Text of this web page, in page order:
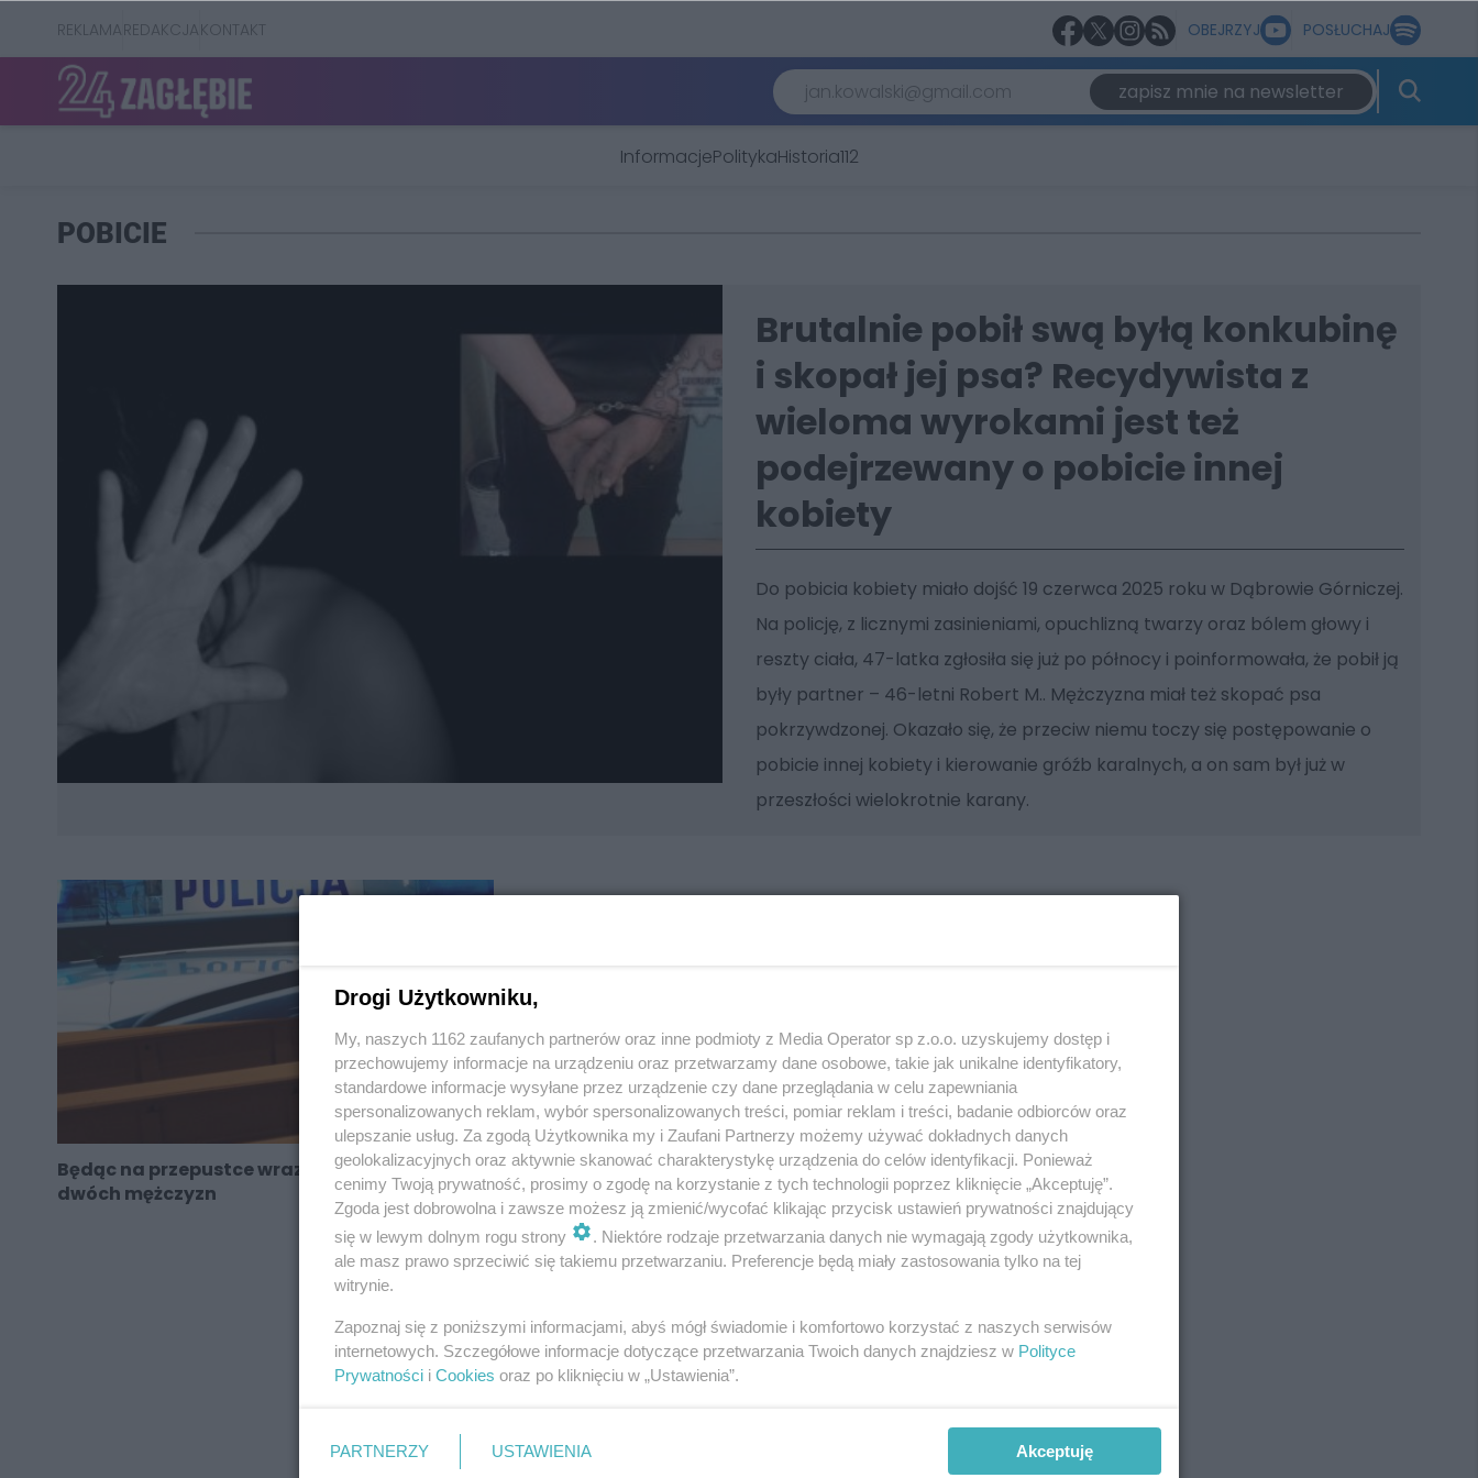
REKLAMAREDAKCJAKONTAKT OBEJRZYJ POSŁUCHAJ
zapisz mnie na newsletter
InformacjePolitykaHistoria112
POBICIE
Brutalnie pobił swą byłą konkubinę
i skopał jej psa? Recydywista z
wieloma wyrokami jest też
podejrzewany o pobicie innej
kobiety
Do pobicia kobiety miało dojść 19 czerwca 2025 roku w Dąbrowie Górniczej.
Na policję, z licznymi zasinieniami, opuchlizną twarzy oraz bólem głowy i
reszty ciała, 47-latka zgłosiła się już po północy i poinformowała, że pobił ją
były partner – 46-letni Robert M.. Mężczyzna miał też skopać psa
pokrzywdzonej. Okazało się, że przeciw niemu toczy się postępowanie o
pobicie innej kobiety i kierowanie gróźb karalnych, a on sam był już w
przeszłości wielokrotnie karany.
Będąc na przepustce wraz z kolegą pobił
dwóch mężczyzn
Drogi Użytkowniku,
My, naszych 1162 zaufanych partnerów oraz inne podmioty z Media Operator sp z.o.o. uzyskujemy dostęp i
przechowujemy informacje na urządzeniu oraz przetwarzamy dane osobowe, takie jak unikalne identyfikatory,
standardowe informacje wysyłane przez urządzenie czy dane przeglądania w celu zapewniania
spersonalizowanych reklam, wybór spersonalizowanych treści, pomiar reklam i treści, badanie odbiorców oraz
ulepszanie usług. Za zgodą Użytkownika my i Zaufani Partnerzy możemy używać dokładnych danych
geolokalizacyjnych oraz aktywnie skanować charakterystykę urządzenia do celów identyfikacji. Ponieważ
cenimy Twoją prywatność, prosimy o zgodę na korzystanie z tych technologii poprzez kliknięcie „Akceptuję”.
Zgoda jest dobrowolna i zawsze możesz ją zmienić/wycofać klikając przycisk ustawień prywatności znajdujący
się w lewym dolnym rogu strony
. Niektóre rodzaje przetwarzania danych nie wymagają zgody użytkownika,
ale masz prawo sprzeciwić się takiemu przetwarzaniu. Preferencje będą miały zastosowania tylko na tej
witrynie.
Zapoznaj się z poniższymi informacjami, abyś mógł świadomie i komfortowo korzystać z naszych serwisów
internetowych. Szczegółowe informacje dotyczące przetwarzania Twoich danych znajdziesz w Polityce
Prywatności i Cookies oraz po kliknięciu w „Ustawienia”.
PARTNERZY USTAWIENIA Akceptuję